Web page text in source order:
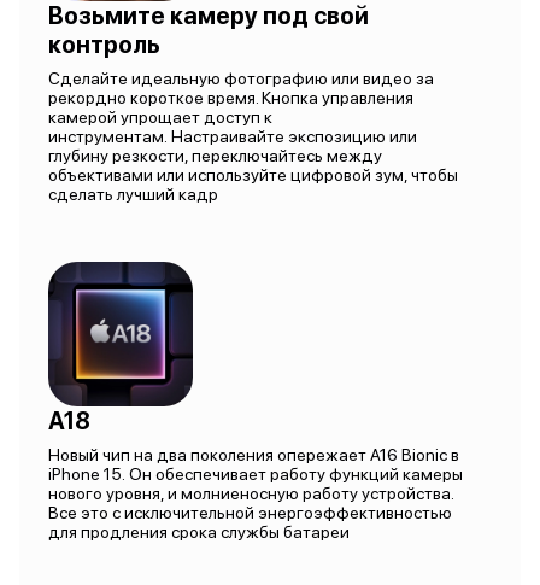
Возьмите камеру под свой
контроль
Сделайте идеальную фотографию или видео за
рекордно короткое время. Кнопка управления
камерой упрощает доступ к
инструментам. Настраивайте экспозицию или
глубину резкости, переключайтесь между
объективами или используйте цифровой зум, чтобы
сделать лучший кадр
A18
Новый чип на два поколения опережает A16 Bionic в
iPhone 15. Он обеспечивает работу функций камеры
нового уровня, и молниеносную работу устройства.
Все это с исключительной энергоэффективностью
для продления срока службы батареи